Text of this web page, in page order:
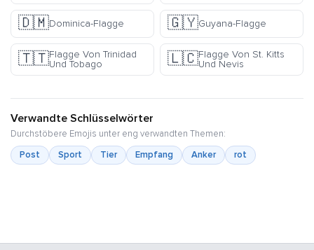
🇩🇲Dominica-Flagge 🇬🇾Guyana-Flagge
🇹🇹Flagge Von Trinidad
Und Tobago
🇱🇨Flagge Von St. Kitts
Und Nevis
Verwandte Schlüsselwörter
Durchstöbere Emojis unter eng verwandten Themen:
Post
Sport Tier Empfang Anker rot